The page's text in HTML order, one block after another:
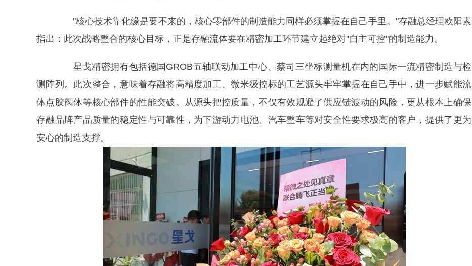
"核心技术靠化缘是要不来的，核心零部件的制造能力同样必须掌握在自己手里。"存融总经理欧阳素
指出：此次战略整合的核心目标，正是存融流体要在精密加工环节建立起绝对"自主可控"的制造能力。
星戈精密拥有包括德国GROB五轴联动加工中心、蔡司三坐标测量机在内的国际一流精密制造与检
测阵列。此次整合，意味着存融将高精度加工、微米级控标的工艺源头牢牢掌握在自己手中，进一步赋能流
体点胶阀体等核心部件的性能突破。从源头把控质量，不仅有效规避了供应链波动的风险，更从根本上确保
存融品牌产品质量的稳定性与可靠性，为下游动力电池、汽车整车等对安全性要求极高的客户，提供了更为
安心的制造支撑。